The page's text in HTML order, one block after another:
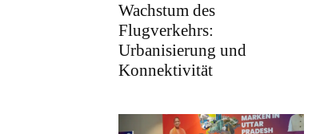
Wachstum des
Flugverkehrs:
Urbanisierung und
Konnektivität